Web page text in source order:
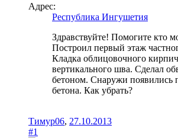
Адрес:
Республика Ингушетия
Здравствуйте! Помогите кто
Построил первый этаж
Кладка облицовочного
вертикального шва. Сделал
бетоном. Снаружи появились
бетона. Как убрать?
Тимур06, 27.10.2013
#1